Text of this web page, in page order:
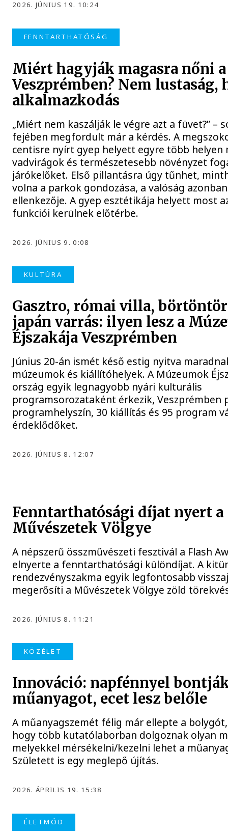
2026. JÚNIUS 19. 10:24
FENNTARTHATÓSÁG
Miért hagyják magasra nőni
Veszprémben? Nem lustaság,
alkalmazkodás
„Miért nem kaszálják le végre azt a füvet?” –
fejében megfordult már a kérdés. A
centisre nyírt gyep helyett egyre több helyen
vadvirágok és természetesebb növényzet
járókelőket. Első pillantásra úgy tűnhet,
volna a parkok gondozása, a valóság
ellenkezője. A gyep esztétikája helyett most
funkciói kerülnek előtérbe.
2026. JÚNIUS 9. 0:08
KULTÚRA
Gasztro, római villa,
japán varrás: ilyen lesz a
Éjszakája Veszprémben
Június 20-án ismét késő estig nyitva
múzeumok és kiállítóhelyek. A Múzeumok
ország egyik legnagyobb nyári kulturális
programsorozataként érkezik, Veszprémben
programhelyszín, 30 kiállítás és 95 program
érdeklődőket.
2026. JÚNIUS 8. 12:07
Fenntarthatósági díjat nyert a
Művészetek Völgye
A népszerű összművészeti fesztivál a Flash
elnyerte a fenntarthatósági különdíjat. A
rendezvényszakma egyik legfontosabb
megerősíti a Művészetek Völgye zöld
2026. JÚNIUS 8. 11:21
KÖZÉLET
Innováció: napfénnyel
műanyagot, ecet lesz belőle
A műanyagszemét félig már ellepte a
hogy több kutatólaborban dolgoznak olyan
melyekkel mérsékelni/kezelni lehet a
Született is egy meglepő újítás.
2026. ÁPRILIS 19. 15:38
ÉLETMÓD